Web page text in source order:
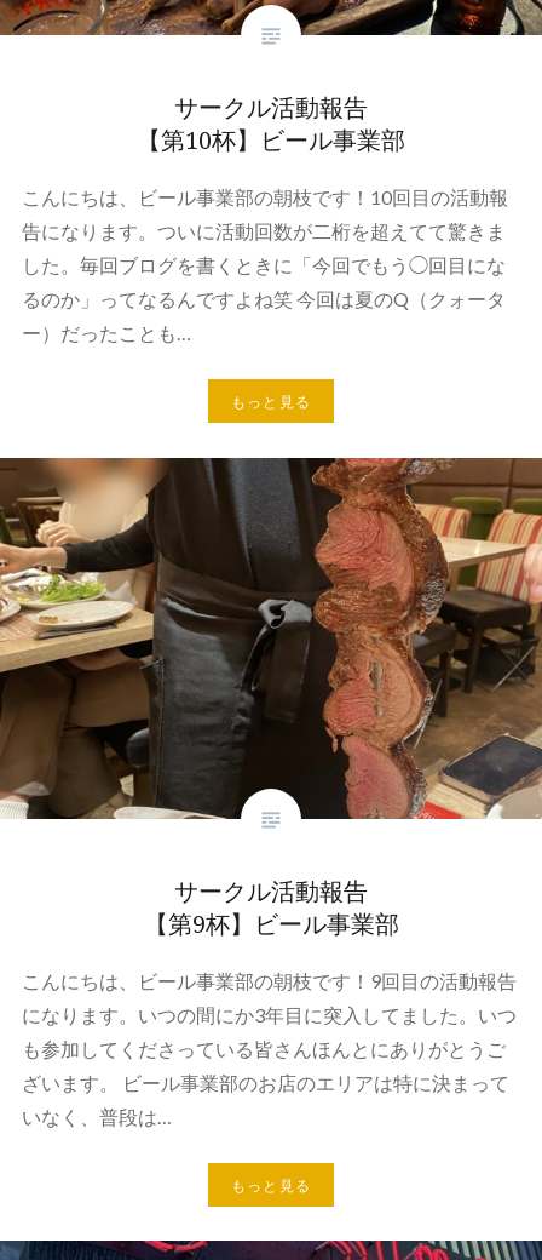
サークル活動報告
【第10杯】ビール事業部
こんにちは、ビール事業部の朝枝です！10回目の活動報
告になります。ついに活動回数が二桁を超えてて驚きま
した。毎回ブログを書くときに「今回でもう◯回目にな
るのか」ってなるんですよね笑 今回は夏のQ（クォータ
ー）だったことも…
もっと見る
サークル活動報告
【第9杯】ビール事業部
こんにちは、ビール事業部の朝枝です！9回目の活動報告
になります。いつの間にか3年目に突入してました。いつ
も参加してくださっている皆さんほんとにありがとうご
ざいます。 ビール事業部のお店のエリアは特に決まって
いなく、普段は…
もっと見る